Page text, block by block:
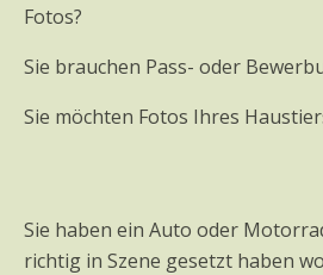
Fotos?
Sie brauchen Pass- oder
Sie möchten Fotos Ihres
Sie haben ein Auto oder
richtig in Szene gesetzt haben